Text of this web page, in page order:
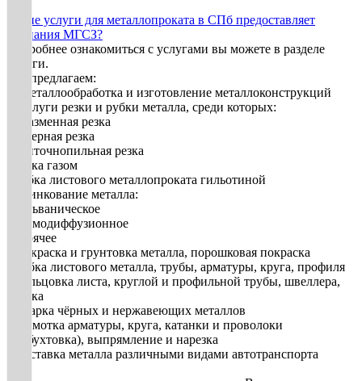
Какие услуги для металлопроката в СПб предоставляет
компания МГСЗ?
Подробнее ознакомиться с услугами вы можете в разделе
Услуги.
Мы предлагаем:
1. Металлообработка и изготовление металлоконструкций
2. Услуги резки и рубки металла, среди которых:
• плазменная резка
• лазерная резка
• ленточнопильная резка
• резка газом
• рубка листового металлопроката гильотиной
3. Цинкование металла:
• гальваническое
• термодиффузионное
• горячее
• Покраска и грунтовка металла, порошковая покраска
• Гибка листового металла, трубы, арматуры, круга, профиля
• Вальцовка листа, круглой и профильной трубы, швеллера,
уголка
• Сварка чёрных и нержавеющих металлов
• Размотка арматуры, круга, катанки и проволоки
(разбухтовка), выпрямление и нарезка
• Доставка металла различными видами автотранспорта